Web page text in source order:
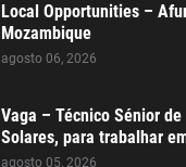
Local Opportunities –
Mozambique
agosto 06, 2026
Vaga – Técnico Sénior
Solares, para trabalhar
agosto 05, 2026